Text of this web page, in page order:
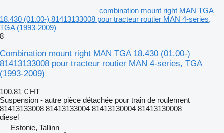
combination mount right MAN TGA
18.430 (01.00-) 81413133008 pour tracteur routier MAN 4-series,
TGA (1993-2009)
8
Combination mount right MAN TGA 18.430 (01.00-)
81413133008 pour tracteur routier MAN 4-series, TGA
(1993-2009)
100,81 € HT
Suspension - autre pièce détachée pour train de roulement
81413133008 81413133004 81413130004 81413130008
diesel
Estonie, Tallinn